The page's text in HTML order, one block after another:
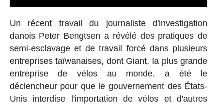
Un récent travail du journaliste d'investigation
danois Peter Bengtsen a révélé des pratiques de
semi-esclavage et de travail forcé dans plusieurs
entreprises taïwanaises, dont Giant, la plus grande
entreprise de vélos au monde, a été le
déclencheur pour que le gouvernement des États-
Unis interdise l'importation de vélos et d'autres